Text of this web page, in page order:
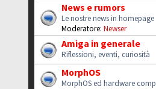
News e rumors
Le nostre news in homepage
Moderatore: Newser
Amiga in generale
Riflessioni, eventi, curiosità
MorphOS
MorphOS ed hardware